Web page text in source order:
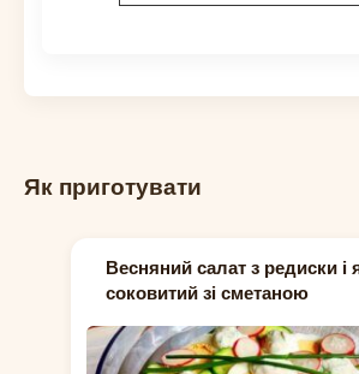
Як приготувати
Весняний салат з редиски і
соковитий зі сметаною